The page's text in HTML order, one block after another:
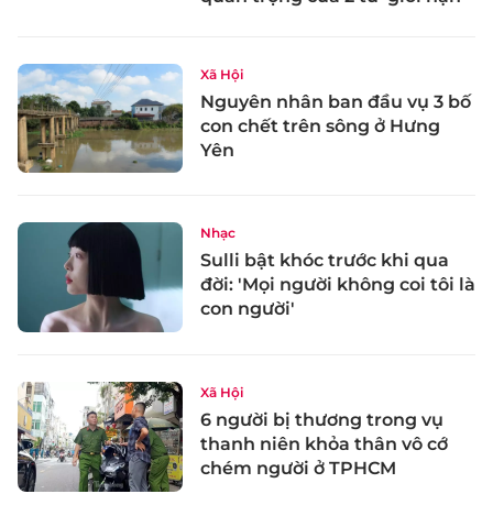
Xã Hội
Nguyên nhân ban đầu vụ 3 bố
con chết trên sông ở Hưng
Yên
Nhạc
Sulli bật khóc trước khi qua
đời: 'Mọi người không coi tôi là
con người'
Xã Hội
6 người bị thương trong vụ
thanh niên khỏa thân vô cớ
chém người ở TPHCM